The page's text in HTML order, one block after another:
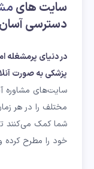
سایت های
دسترسی
در دنیای پرمشغله
پزشکی به صورت
سایت‌های مشاوره
مختلف را در هر
شما کمک می‌کنند
خود را مطرح کرده